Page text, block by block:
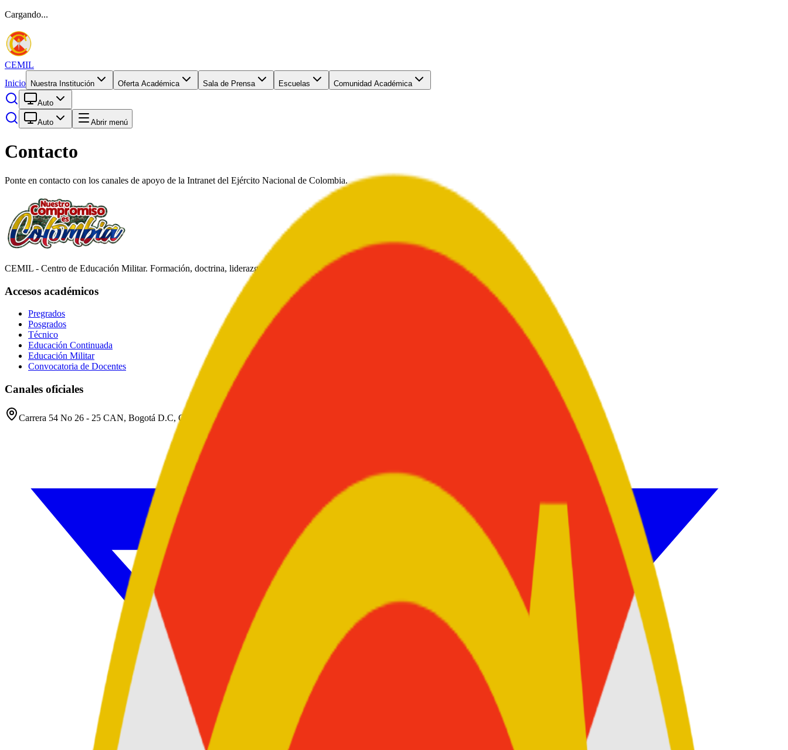
Cargando...
CEMIL
Inicio
Nuestra Institución Oferta Académica Sala de Prensa Escuelas Comunidad Académica
Auto
Auto Abrir menú
Contacto
Ponte en contacto con los canales de apoyo de la Intranet del Ejército Nacional de Colombia.
CEMIL - Centro de Educación Militar. Formación, doctrina, liderazgo e innovación académica al servicio de Colombia.
Accesos académicos
Pregrados
Posgrados
Técnico
Educación Continuada
Educación Militar
Convocatoria de Docentes
Canales oficiales
Carrera 54 No 26 - 25 CAN, Bogotá D.C, Colombia